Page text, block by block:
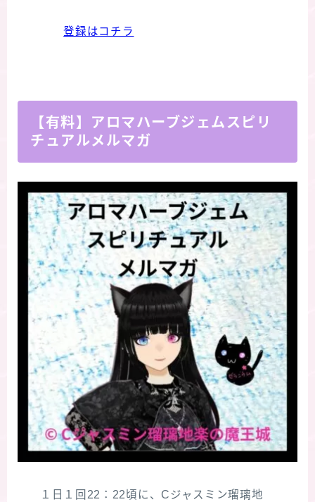
登録はコチラ
【有料】アロマハーブジェムスピリ
チュアルメルマガ
１日１回22：22頃に、Cジャスミン瑠璃地